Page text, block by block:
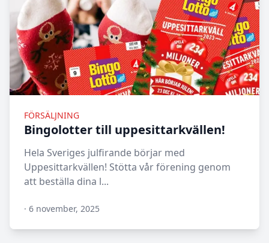
FÖRSÄLJNING
Bingolotter till uppesittarkvällen!
Hela Sveriges julfirande börjar med
Uppesittarkvällen! Stötta vår förening genom
att beställa dina l...
N/A
· 6 november, 2025